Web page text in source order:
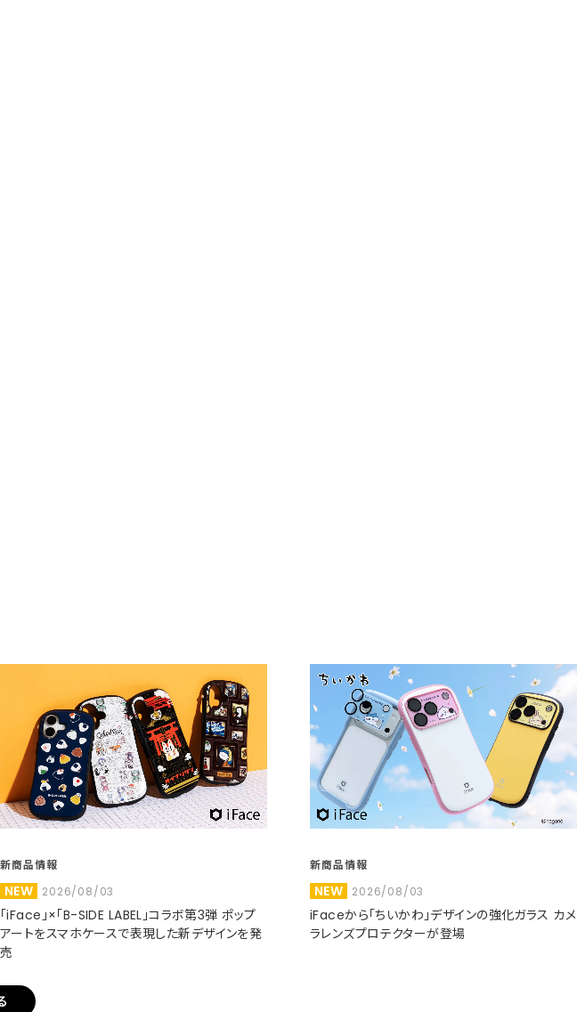
新商品情報
NEW 2026/08/03
「iFace」×「B-SIDE LABEL」コラボ第3弾 ポップ
アートをスマホケースで表現した新デザインを発
売
新商品情報
NEW 2026/08/03
iFaceから「ちいかわ」デザインの強化ガラス カメ
ラレンズプロテクターが登場